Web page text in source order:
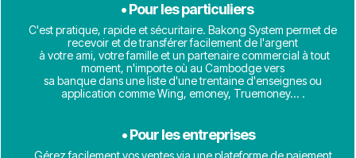
• Pour les particuliers
C'est pratique, rapide et sécuritaire. Bakong System permet de
recevoir et de transférer facilement de l'argent
à votre ami, votre famille et un partenaire commercial à tout
moment, n'importe où au Cambodge vers
sa banque dans une liste d'une trentaine d'enseignes ou
application comme Wing, emoney, Truemoney... .
• Pour les entreprises